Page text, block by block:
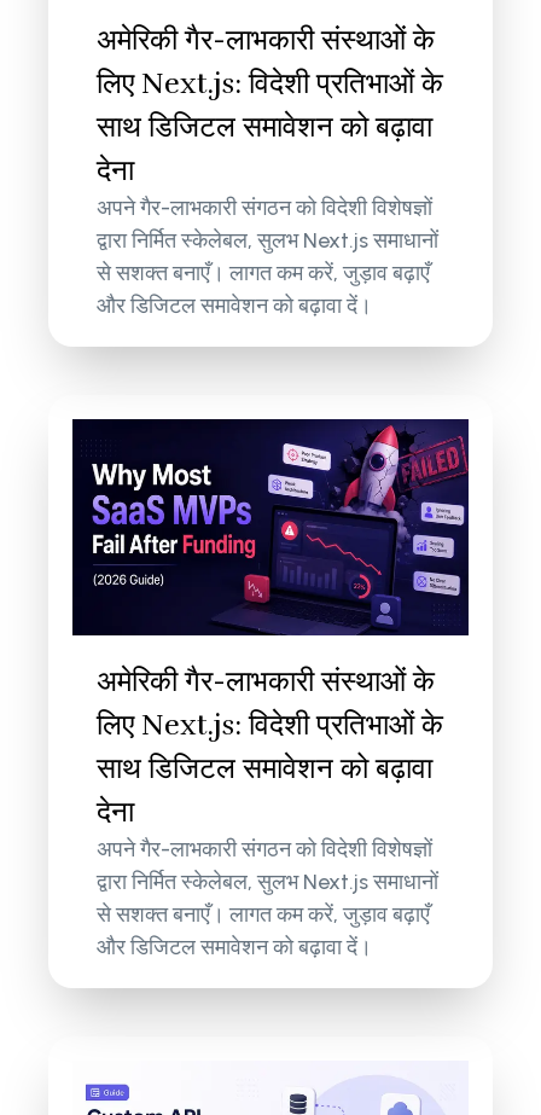
अमेरिकी गैर-लाभकारी संस्थाओं के
लिए Next.js: विदेशी प्रतिभाओं के
साथ डिजिटल समावेशन को बढ़ावा
देना
अपने गैर-लाभकारी संगठन को विदेशी विशेषज्ञों
द्वारा निर्मित स्केलेबल, सुलभ Next.js समाधानों
से सशक्त बनाएँ। लागत कम करें, जुड़ाव बढ़ाएँ
और डिजिटल समावेशन को बढ़ावा दें।
अमेरिकी गैर-लाभकारी संस्थाओं के
लिए Next.js: विदेशी प्रतिभाओं के
साथ डिजिटल समावेशन को बढ़ावा
देना
अपने गैर-लाभकारी संगठन को विदेशी विशेषज्ञों
द्वारा निर्मित स्केलेबल, सुलभ Next.js समाधानों
से सशक्त बनाएँ। लागत कम करें, जुड़ाव बढ़ाएँ
और डिजिटल समावेशन को बढ़ावा दें।